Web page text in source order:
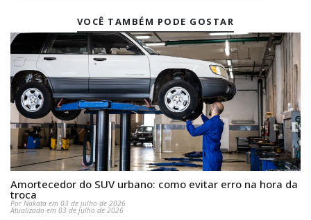
VOCÊ TAMBÉM PODE GOSTAR
Amortecedor do SUV urbano: como evitar erro na hora da
troca
Por Nakata em 03 de julho de 2026
Atualizado em 03 de julho de 2026